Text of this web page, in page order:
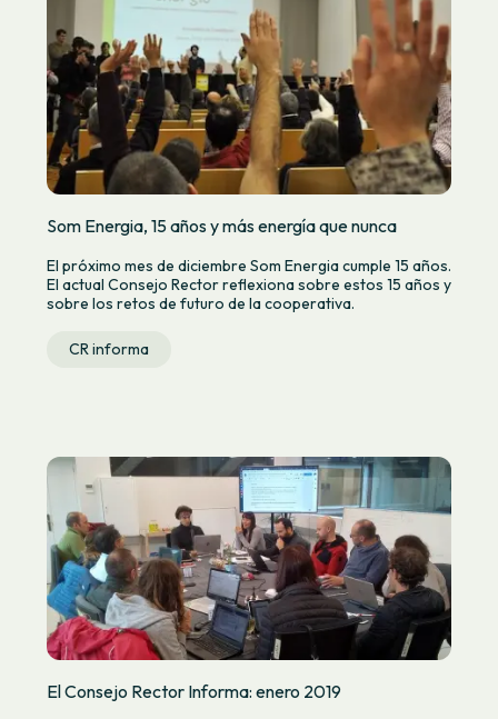
Som Energia, 15 años y más energía que nunca
El próximo mes de diciembre Som Energia cumple 15 años.
El actual Consejo Rector reflexiona sobre estos 15 años y
sobre los retos de futuro de la cooperativa.
CR informa
El Consejo Rector Informa: enero 2019